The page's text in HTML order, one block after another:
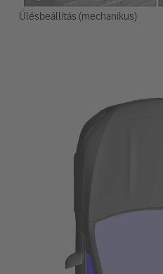
Ülésbeállítás (mechanikus)